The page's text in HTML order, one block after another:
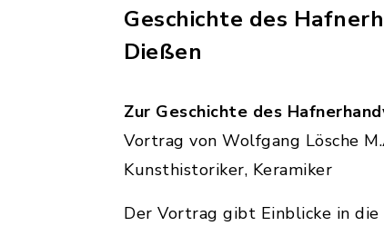
Geschichte des
Dießen
Zur Geschichte des
Vortrag von Wolfgang Lösche
Kunsthistoriker, Keramiker
Der Vortrag gibt Einblicke in die